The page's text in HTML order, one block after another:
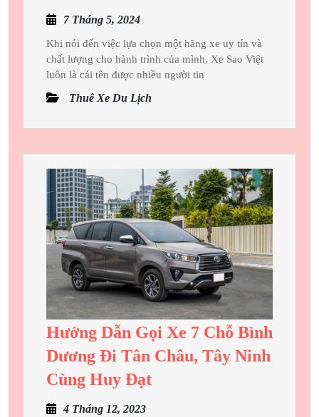
Việt
–
Sự
Lựa
Chọn
Tuyệt
Hành
Trình
Của
Bạn
7 Tháng 5, 20247
5,
2024
Khi nói đến việc lựa chọn một hãng xe uy tín và
chất lượng cho hành trình của mình, Xe Sao Việt
luôn là cái tên được nhiều người tin
Thuê Xe Du Lịch
Hướng Dẫn Gọi Xe 7 Chỗ Bình
Dương Đi Tân Châu, Tây Ninh
Cùng Huy ĐạtHướng
4 Tháng 12, 20234